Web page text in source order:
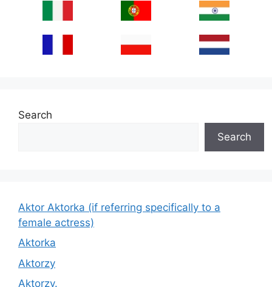
Search
Search
Aktor Aktorka (if referring specifically to a
female actress)
Aktorka
Aktorzy
Aktorzy.